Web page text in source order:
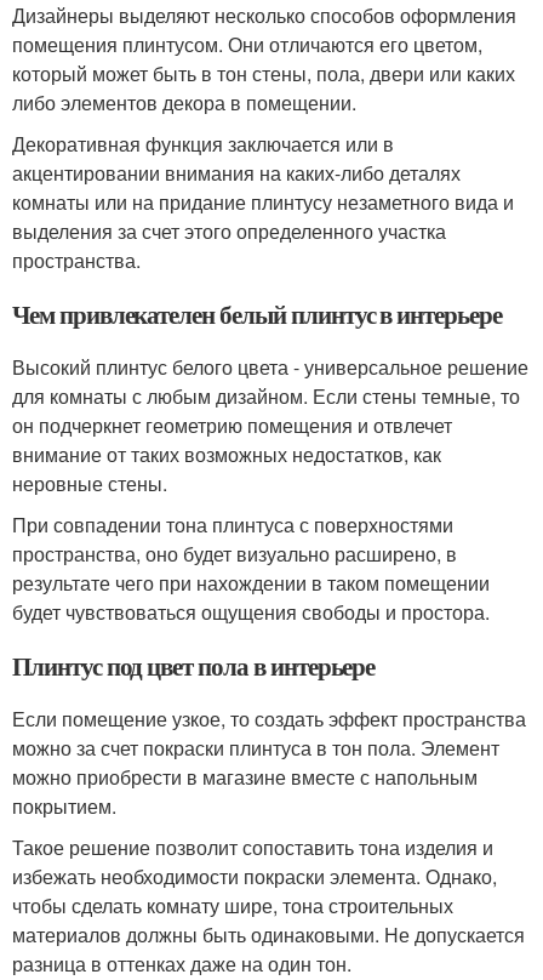
Дизайнеры выделяют несколько способов оформления
помещения плинтусом. Они отличаются его цветом,
который может быть в тон стены, пола, двери или каких
либо элементов декора в помещении.
Декоративная функция заключается или в
акцентировании внимания на каких-либо деталях
комнаты или на придание плинтусу незаметного вида и
выделения за счет этого определенного участка
пространства.
Чем привлекателен белый плинтус в интерьере
Высокий плинтус белого цвета - универсальное решение
для комнаты с любым дизайном. Если стены темные, то
он подчеркнет геометрию помещения и отвлечет
внимание от таких возможных недостатков, как
неровные стены.
При совпадении тона плинтуса с поверхностями
пространства, оно будет визуально расширено, в
результате чего при нахождении в таком помещении
будет чувствоваться ощущения свободы и простора.
Плинтус под цвет пола в интерьере
Если помещение узкое, то создать эффект пространства
можно за счет покраски плинтуса в тон пола. Элемент
можно приобрести в магазине вместе с напольным
покрытием.
Такое решение позволит сопоставить тона изделия и
избежать необходимости покраски элемента. Однако,
чтобы сделать комнату шире, тона строительных
материалов должны быть одинаковыми. Не допускается
разница в оттенках даже на один тон.